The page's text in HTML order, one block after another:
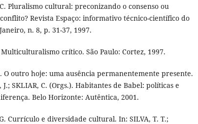
C. Pluralismo cultural: preconizando o consenso ou
Revista Espaço: informativo técnico-científico do
n. 8, p. 31-37, 1997.
Multiculturalismo crítico. São Paulo: Cortez, 1997.
O outro hoje: uma ausência permanentemente presente.
J.; SKLIAR, C. (Orgs.). Habitantes de Babel: políticas e
Belo Horizonte: Autêntica, 2001.
Currículo e diversidade cultural. In: SILVA, T. T.;